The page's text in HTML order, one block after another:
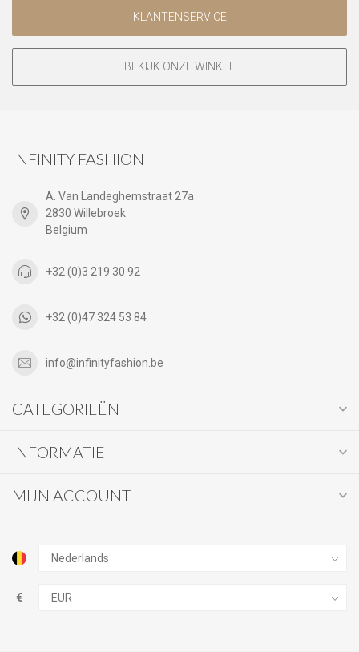
KLANTENSERVICE
BEKIJK ONZE WINKEL
INFINITY FASHION
A. Van Landeghemstraat 27a
2830 Willebroek
Belgium
+32 (0)3 219 30 92
+32 (0)47 324 53 84
info@infinityfashion.be
CATEGORIEËN
INFORMATIE
MIJN ACCOUNT
€